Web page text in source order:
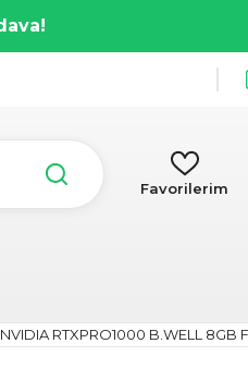
Favorilerim
RTXPRO1000 B.WELL 8GB